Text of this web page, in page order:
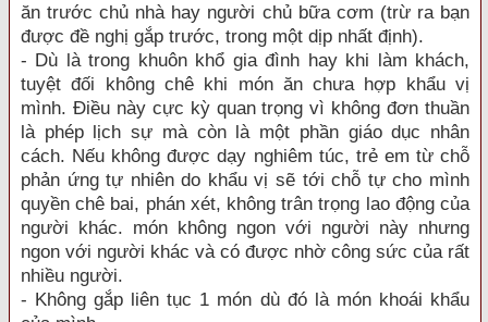
ăn trước chủ nhà hay người chủ bữa cơm (trừ ra bạn
được đề nghị gắp trước, trong một dịp nhất định).
- Dù là trong khuôn khổ gia đình hay khi làm khách,
tuyệt đối không chê khi món ăn chưa hợp khẩu vị
mình. Điều này cực kỳ quan trọng vì không đơn thuần
là phép lịch sự mà còn là một phần giáo dục nhân
cách. Nếu không được dạy nghiêm túc, trẻ em từ chỗ
phản ứng tự nhiên do khẩu vị sẽ tới chỗ tự cho mình
quyền chê bai, phán xét, không trân trọng lao động của
người khác. món không ngon với người này nhưng
ngon với người khác và có được nhờ công sức của rất
nhiều người.
- Không gắp liên tục 1 món dù đó là món khoái khẩu